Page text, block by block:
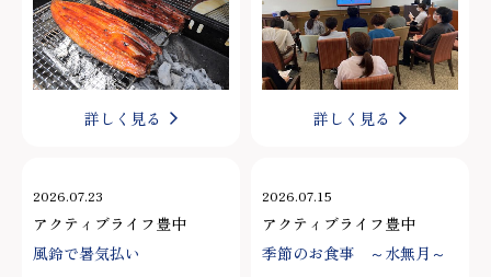
詳しく見る 詳しく見る
2026.07.23
アクティブライフ豊中
風鈴で暑気払い
2026.07.15
アクティブライフ豊中
季節のお食事 ～水無月～